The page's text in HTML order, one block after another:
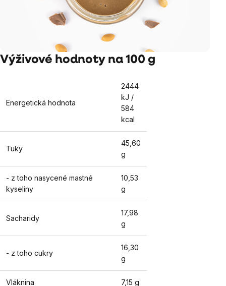
Výživové hodnoty na 100 g
Energetická hodnota
2444
kJ /
584
kcal
Tuky
45,60
g
- z toho nasycené mastné
kyseliny
10,53
g
Sacharidy
17,98
g
- z toho cukry
16,30
g
Vláknina 7,15 g